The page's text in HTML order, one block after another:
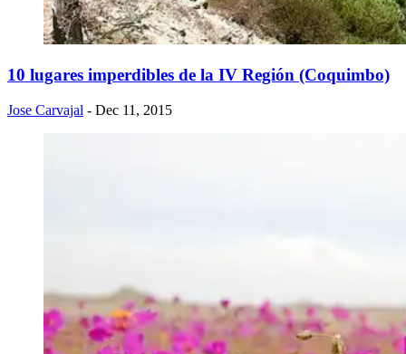
10 lugares imperdibles de la IV Región (Coquimbo)
Jose Carvajal - Dec 11, 2015